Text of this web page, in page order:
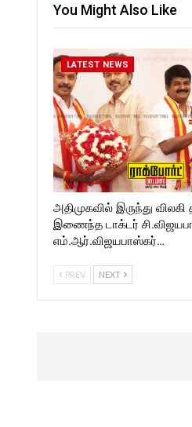
You Might Also Like
LATEST NEWS
அதிமுகவில் இருந்து
இணைந்த டாக்டர்
எம்.ஆர்.விஜயபாஸ்கர்…
PREV NEXT